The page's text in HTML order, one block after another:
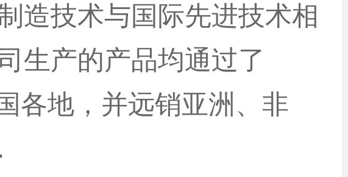
造技术与国际先进技术相
生产的产品均通过了
各地，并远销亚洲、非